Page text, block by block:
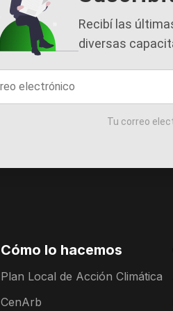
Recibí las
diversas
Tu correo
Cómo lo hacemos
Plan Local de Acción Climática
CenArb